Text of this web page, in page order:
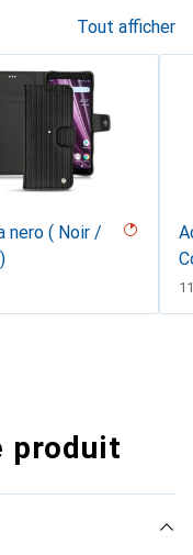
Tout afficher
nero ( Noir /
produit